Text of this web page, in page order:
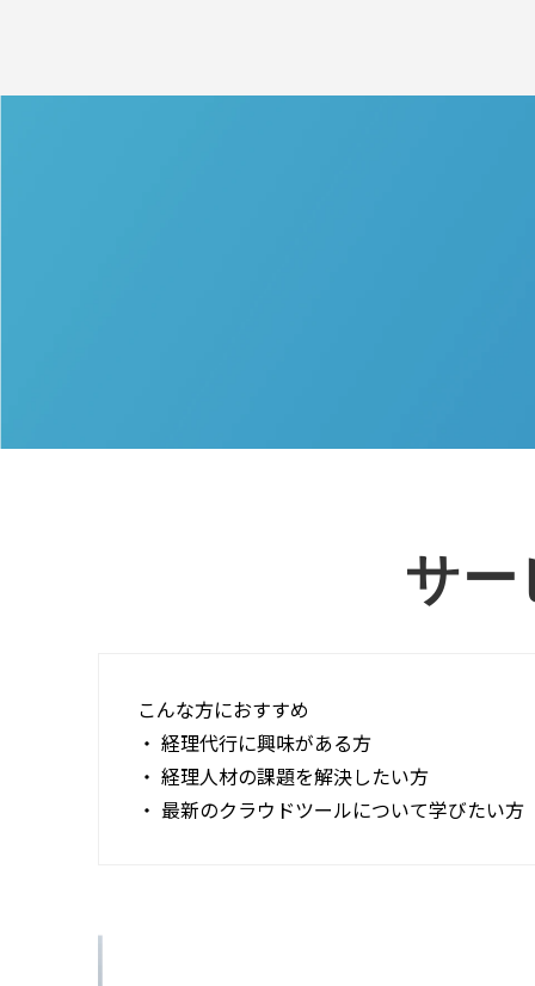
サー
こんな方におすすめ
・ 経理代行に興味がある方
・ 経理人材の課題を解決したい方
・ 最新のクラウドツールについて学びたい方